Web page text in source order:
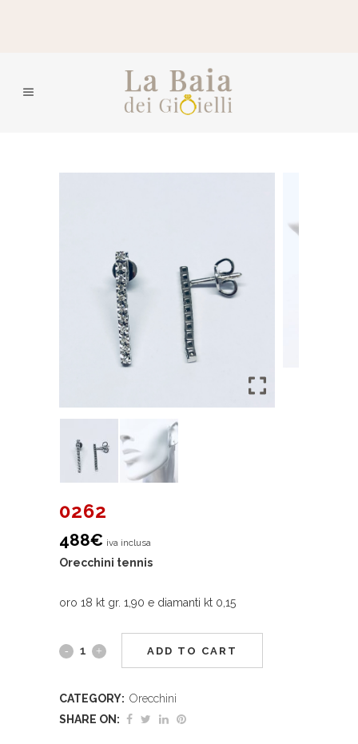
0262
488€ iva inclusa
Orecchini tennis
oro 18 kt gr. 1,90 e diamanti kt 0,15
ADD TO CART
CATEGORY: Orecchini
SHARE ON: